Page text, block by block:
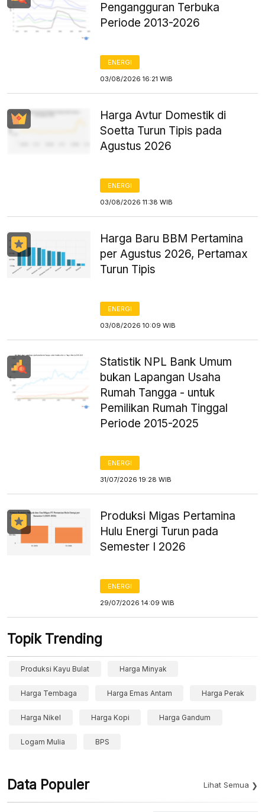
Pengangguran Terbuka
Periode 2013-2026
ENERGI
03/08/2026 16:21 WIB
Harga Avtur Domestik di
Soetta Turun Tipis pada
Agustus 2026
ENERGI
03/08/2026 11:38 WIB
Harga Baru BBM Pertamina
per Agustus 2026, Pertamax
Turun Tipis
ENERGI
03/08/2026 10:09 WIB
Statistik NPL Bank Umum
bukan Lapangan Usaha
Rumah Tangga - untuk
Pemilikan Rumah Tinggal
Periode 2015-2025
ENERGI
31/07/2026 19:28 WIB
Produksi Migas Pertamina
Hulu Energi Turun pada
Semester I 2026
ENERGI
29/07/2026 14:09 WIB
Topik Trending
Produksi Kayu Bulat Harga Minyak
Harga Tembaga Harga Emas Antam Harga Perak
Harga Nikel Harga Kopi Harga Gandum
Logam Mulia BPS
Data Populer Lihat Semua